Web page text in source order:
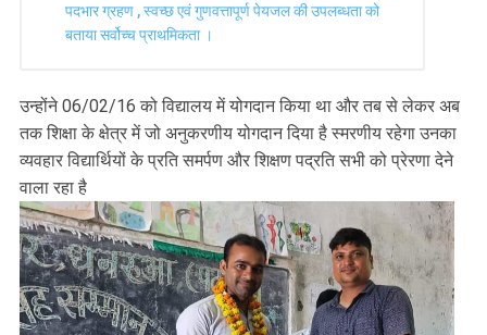
पदभार ग्रहण , स्वच्छ एवं गुणवत्तापूर्ण पेयजल की उपलब्धता को
बताया सर्वोच्च प्राथमिकता ।
उन्होंने 06/02/16 को विद्यालय में योगदान किया था और तब से लेकर अब
तक शिक्षा के क्षेत्र में जो अनुकरणीय योगदान दिया है स्मरणीय रहेगा उनका
व्यवहार विद्यार्थियों के प्रति समर्पण और शिक्षण पद्रति सभी को प्रेरणा देने
वाला रहा है